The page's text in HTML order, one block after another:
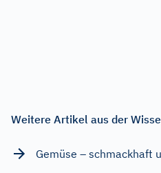
Weitere Artikel aus der
Gemüse – schmackhaft